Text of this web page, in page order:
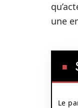
une
Le